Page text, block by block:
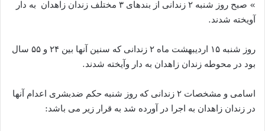
» صبح روز شنبه ۲ زندانی از بندهای ۳ مختلف زندان زاهدان به دار
آویخته شدند.
روز شنبه ۱۵ اردیبهشت ماه ۲ زندانی که سنین آنها بین ۲۴ و ۵۵ سال
بود در محوطه زندان زاهدان به دار وآیخته شدند.
اسامی و مشخصات ۲ زندانی که روز شنبه حکم ضدبشری اعدام آنها
در زندان زاهدان به اجرا در آورده شد به قرار زیر می باشد: